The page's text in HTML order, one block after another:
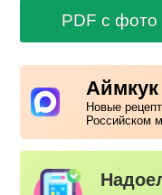
PDF с фото
Новые
Российском